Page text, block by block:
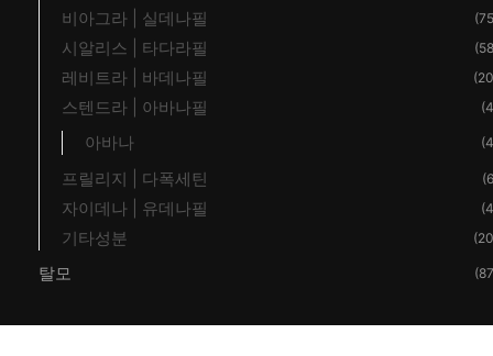
비아그라 | 실데나필
시알리스 | 타다라필
레비트라 | 바데나필
스텐드라 | 아바나필
아바나
프릴리지 | 다폭세틴
자이데나 | 유데나필
기타성분
탈모